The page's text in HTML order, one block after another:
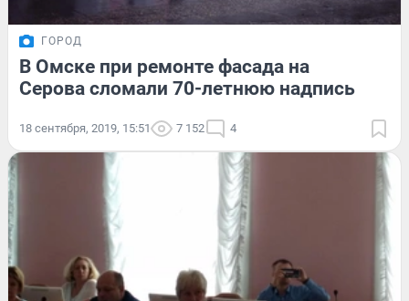
ГОРОД
В Омске при ремонте фасада на
Серова сломали 70-летнюю надпись
18 сентября, 2019, 15:51 7 152 4